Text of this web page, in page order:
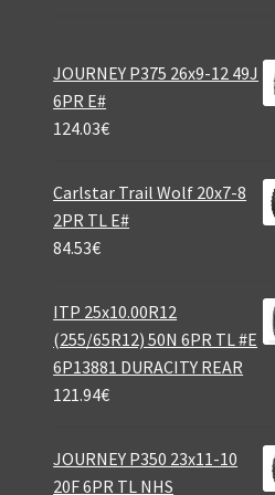
JOURNEY P375 26x9-12 49J
6PR E#
124.03€
Carlstar Trail Wolf 20x7-8
2PR TL E#
84.53€
ITP 25x10.00R12
(255/65R12) 50N 6PR TL #E
6P13881 DURACITY REAR
121.94€
JOURNEY P350 23x11-10
20F 6PR TL NHS